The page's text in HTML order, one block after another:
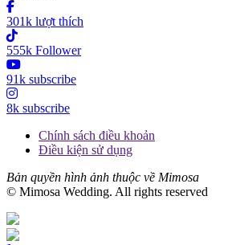
301k lượt thích
555k Follower
91k subscribe
8k subscribe
Chính sách điều khoản
Điều kiện sử dụng
Bản quyền hình ảnh thuộc về Mimosa
© Mimosa Wedding. All rights reserved